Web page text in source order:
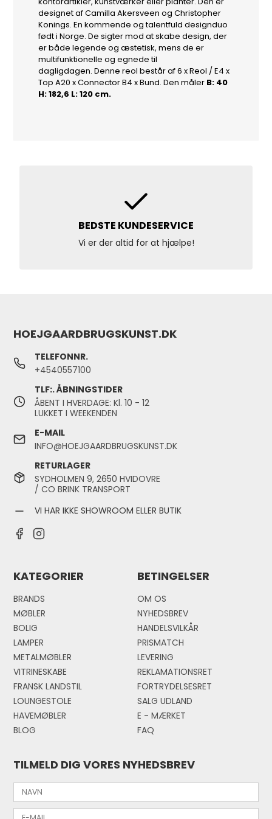
designet af Camilla Akersveen og Christopher
Konings. En kommende og talentfuld designduo
født i Norge. De sigter mod at skabe design, der
er både legende og æstetisk, mens de er
multifunktionelle og egnede til
dagligdagen. Denne reol består af 6 x Reol / E4 x
Top A20 x Connector B4 x Bund. Den måler B: 40
H: 182,6 L: 120 cm.
BEDSTE KUNDESERVICE
Vi er der altid for at hjælpe!
HOEJGAARDBRUGSKUNST.DK
TELEFONNR.
+4540557100
TLF:. ÅBNINGSTIDER
ÅBENT I HVERDAGE: Kl. 10 - 12
LUKKET I WEEKENDEN
E-MAIL
INFO@HOEJGAARDBRUGSKUNST.DK
RETURLAGER
SYDHOLMEN 9, 2650 HVIDOVRE
/ CO BRINK TRANSPORT
VI HAR IKKE SHOWROOM ELLER BUTIK
KATEGORIER
BRANDS
MØBLER
BOLIG
LAMPER
METALMØBLER
VITRINESKABE
FRANSK LANDSTIL
LOUNGESTOLE
HAVEMØBLER
BLOG
BETINGELSER
OM OS
NYHEDSBREV
HANDELSVILKÅR
PRISMATCH
LEVERING
REKLAMATIONSRET
FORTRYDELSESRET
SALG UDLAND
E - MÆRKET
FAQ
TILMELD DIG VORES NYHEDSBREV